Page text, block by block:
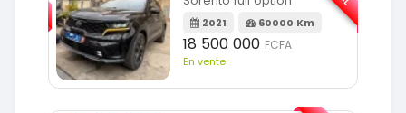
2021 60000 Km
18 500 000 FCFA
En vente